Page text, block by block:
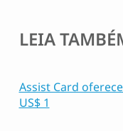
LEIA
Assist Card
US$ 1